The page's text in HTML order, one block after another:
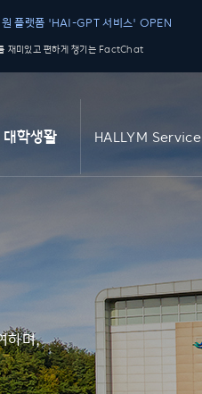
원 플랫폼 'HAI-GPT 서비스' OPEN
재미있고 편하게 챙기는 FactChat
대학생활 HALLYM Service
하며,